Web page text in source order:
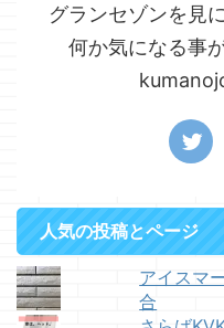
グランセゾンを見
何か気になる事
人気の投稿とページ
アイスマ
合